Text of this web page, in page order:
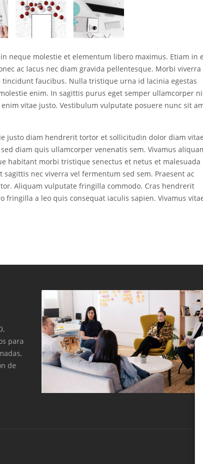
neque molestie et elementum libero maximus. Etiam in
ac lacus nec diam gravida pellentesque. Morbi viverra
tincidunt faucibus. Nulla tristique urna id lacinia egestas
enim. In sagittis purus eget semper ullamcorper
vitae justo. Vestibulum vulputate posuere nunc sit
justo diam hendrerit tortor et sollicitudin dolor diam
diam quis ullamcorper venenatis sem. Vivamus
habitant morbi tristique senectus et netus et malesuada
nec viverra vel fermentum sed sem. Praesent ac
Aliquam vulputate fringilla commodo. Cras hendrerit
a leo quis consequat iaculis sapien. Vivamus
para
de